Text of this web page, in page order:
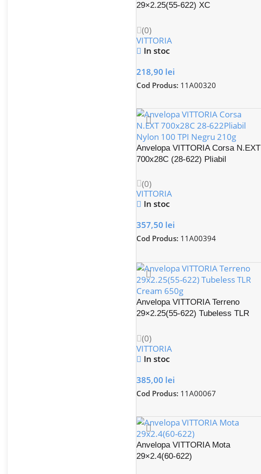
29×2.25(55-622) XC
(0)
VITTORIA
In stoc
218,90 lei
Cod Produs: 11A00320
Anvelopa VITTORIA Corsa N.EXT
700x28C (28-622) Pliabil
(0)
VITTORIA
In stoc
357,50 lei
Cod Produs: 11A00394
Anvelopa VITTORIA Terreno
29×2.25(55-622) Tubeless TLR
(0)
VITTORIA
In stoc
385,00 lei
Cod Produs: 11A00067
Anvelopa VITTORIA Mota
29×2.4(60-622)